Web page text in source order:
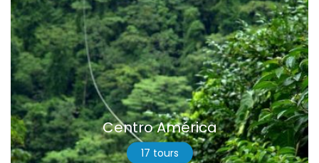
Centro América
17 tours